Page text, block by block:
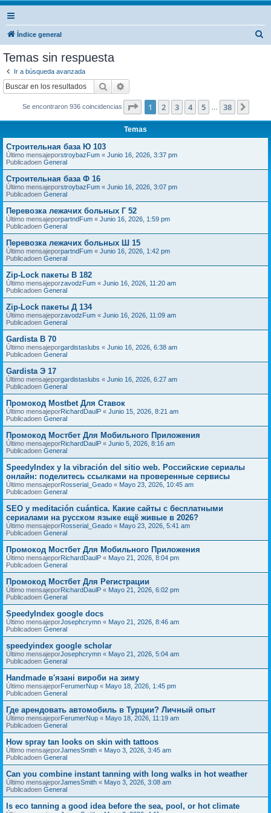
Índice general
Temas sin respuesta
Ir a búsqueda avanzada
Buscar
Se encontraron 936 coincidencias Página de 38
1 2 3 4 5 38
Temas
Строительная база Ю 103
Último mensajeporstroybazFum « Junio 16, 2026, 3:37 pm
Publicadoen General
Строительная база Ф 16
Último mensajeporstroybazFum « Junio 16, 2026, 3:07 pm
Publicadoen General
Перевозка лежачих больных Г 52
Último mensajeporpartndFum « Junio 16, 2026, 1:59 pm
Publicadoen General
Перевозка лежачих больных Ш 15
Último mensajeporpartndFum « Junio 16, 2026, 1:42 pm
Publicadoen General
Zip-Lock пакеты В 182
Último mensajeporzavodzFum « Junio 16, 2026, 11:20 am
Publicadoen General
Zip-Lock пакеты Д 134
Último mensajeporzavodzFum « Junio 16, 2026, 11:09 am
Publicadoen General
Gardista В 70
Último mensajeporgardistaslubs « Junio 16, 2026, 6:38 am
Publicadoen General
Gardista Э 17
Último mensajeporgardistaslubs « Junio 16, 2026, 6:27 am
Publicadoen General
Промокод Mostbet Для Ставок
Último mensajeporRichardDaulP « Junio 15, 2026, 8:21 am
Publicadoen General
Промокод Мостбет Для Мобильного Приложения
Último mensajeporRichardDaulP « Junio 5, 2026, 8:16 am
Publicadoen General
SpeedyIndex y la vibración del sitio web. Российские сериалы
онлайн: поделитесь ссылками на проверенные сервисы
Último mensajeporRosserial_Geado « Mayo 23, 2026, 10:45 am
Publicadoen General
SEO y meditación cuántica. Какие сайты с бесплатными
сериалами на русском языке ещё живые в 2026?
Último mensajeporRosserial_Geado « Mayo 23, 2026, 5:41 am
Publicadoen General
Промокод Мостбет Для Мобильного Приложения
Último mensajeporRichardDaulP « Mayo 21, 2026, 8:04 pm
Publicadoen General
Промокод Мостбет Для Регистрации
Último mensajeporRichardDaulP « Mayo 21, 2026, 6:02 pm
Publicadoen General
SpeedyIndex google docs
Último mensajeporJosephcrymn « Mayo 21, 2026, 8:46 am
Publicadoen General
speedyindex google scholar
Último mensajeporJosephcrymn « Mayo 21, 2026, 5:04 am
Publicadoen General
Handmade в'язані вироби на зиму
Último mensajeporFerumerNup « Mayo 18, 2026, 1:45 pm
Publicadoen General
Где арендовать автомобиль в Турции? Личный опыт
Último mensajeporFerumerNup « Mayo 18, 2026, 11:19 am
Publicadoen General
How spray tan looks on skin with tattoos
Último mensajeporJamesSmith « Mayo 3, 2026, 3:45 am
Publicadoen General
Can you combine instant tanning with long walks in hot weather
Último mensajeporJamesSmith « Mayo 3, 2026, 3:08 am
Publicadoen General
Is eco tanning a good idea before the sea, pool, or hot climate